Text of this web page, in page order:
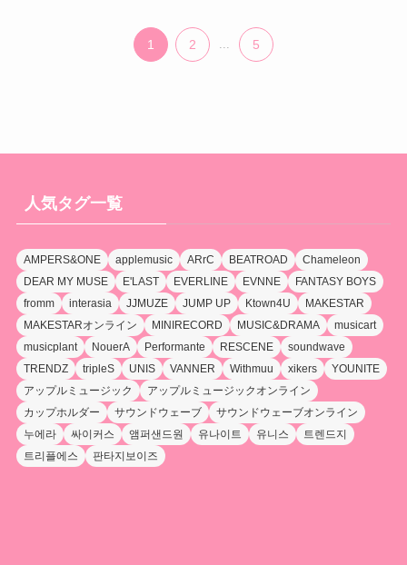
1 2 ... 5
人気タグ一覧
AMPERS&ONE applemusic ARrC BEATROAD
Chameleon
DEAR MY MUSE
E'LAST EVERLINE EVNNE
FANTASY BOYS
fromm
interasia JJMUZE JUMP UP Ktown4U
MAKESTAR
MAKESTARオンライン
MINIRECORD MUSIC&DRAMA
musicart
musicplant
NouerA Performante RESCENE
soundwave
TRENDZ
tripleS UNIS VANNER Withmuu xikers
YOUNITE
アップルミュージック
アップルミュージックオンライン
カップホルダー
サウンドウェーブ
サウンドウェーブオンライン
누에라
싸이커스 앰퍼샌드원 유나이트 유니스
트렌드지
트리플에스
판타지보이즈